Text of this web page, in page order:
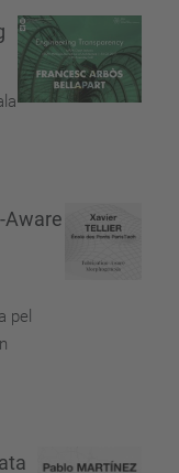
Aware
pel